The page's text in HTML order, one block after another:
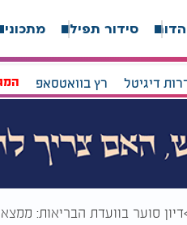
סידור תפילה
דיגיטל רץ בוואטסאפ
דיון סוער בוועדת הבריאות: